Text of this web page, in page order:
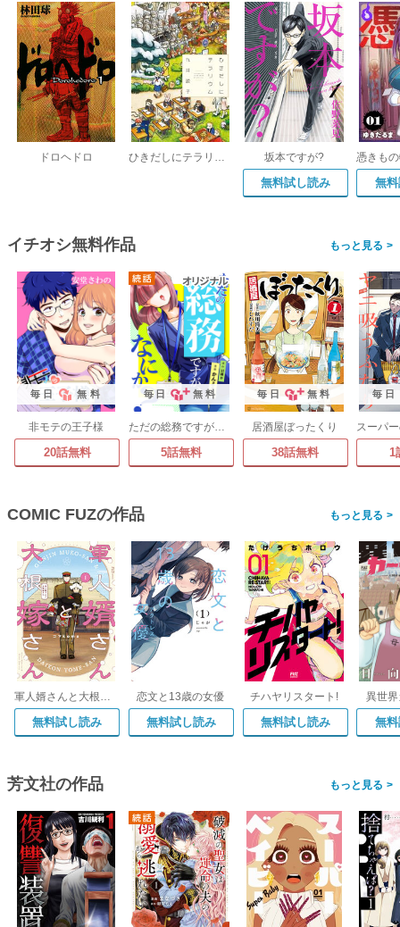
ドロヘドロ ひきだしにテラリウム 坂本ですが?
無料試し読み 無
イチオシ無料作品 >
毎日 無料
非モテの王子様
20話無料
毎日 無料
ただの総務ですが、なにか?
5話無料
毎日 無料
居酒屋ぼったくり
38話無料
毎日
1
COMIC FUZの作品 >
軍人婿さんと大根嫁さん
無料試し読み
恋文と13歳の女優
無料試し読み
チハヤリスタート!
無料試し読み
異世
無
芳文社の作品 >